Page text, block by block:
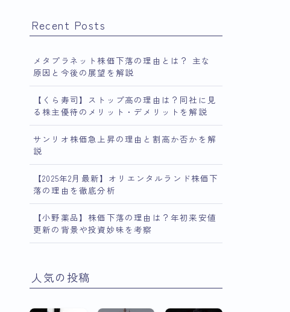
Recent Posts
メタプラネット株価下落の理由とは？ 主な
原因と今後の展望を解説
【くら寿司】ストップ高の理由は？同社に見
る株主優待のメリット・デメリットを解説
サンリオ株価急上昇の理由と割高か否かを解
説
【2025年2月最新】オリエンタルランド株価下
落の理由を徹底分析
【小野薬品】株価下落の理由は？年初来安値
更新の背景や投資妙味を考察
人気の投稿